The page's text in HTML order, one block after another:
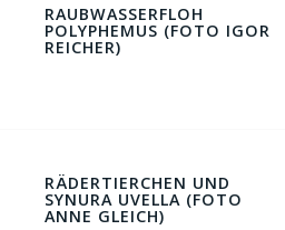
RAUBWASSERFLOH
POLYPHEMUS (FOTO IGOR
REICHER)
RÄDERTIERCHEN UND
SYNURA UVELLA (FOTO
ANNE GLEICH)